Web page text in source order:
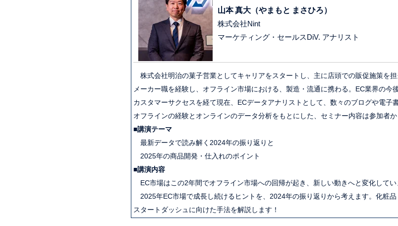
山本 真大（やまもと まさひろ）
株式会社Nint
マーケティング・セールスDiV. アナリスト
株式会社明治の菓子営業としてキャリアをスタートし、主に店頭での販促施策を
メーカー職を経験し、オフライン市場における、製造・流通に携わる。EC業界の今
カスタマーサクセスを経て現在、ECデータアナリストとして、数々のブログや電子
オフラインの経験とオンラインのデータ分析をもとにした、セミナー内容は参加者か
■講演テーマ
最新データで読み解く2024年の振り返りと
2025年の商品開発・仕入れのポイント
■講演内容
EC市場はこの2年間でオフライン市場への回帰が起き、新しい動きへと変化してい
2025年EC市場で成長し続けるヒントを、2024年の振り返りから考えます。化粧
スタートダッシュに向けた手法を解説します！